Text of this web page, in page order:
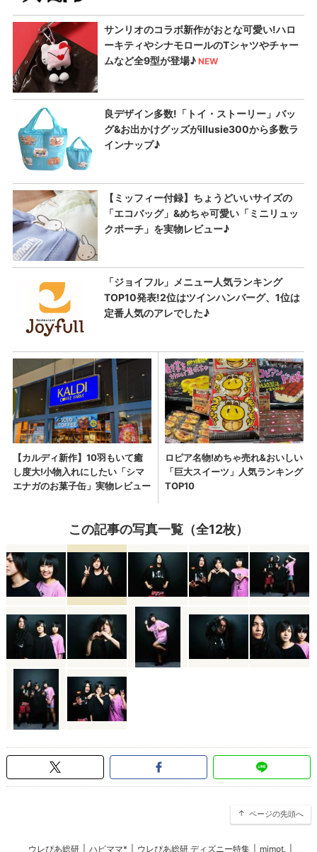
この記事の写真一覧（全12枚）
ページの先頭へ
ウレぴあ総研 ハピママ* ウレぴあ総研 ディズニー特集 mimot.